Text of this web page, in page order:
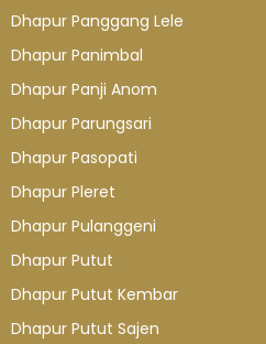
Dhapur Panggang Lele
Dhapur Panimbal
Dhapur Panji Anom
Dhapur Parungsari
Dhapur Pasopati
Dhapur Pleret
Dhapur Pulanggeni
Dhapur Putut
Dhapur Putut Kembar
Dhapur Putut Sajen